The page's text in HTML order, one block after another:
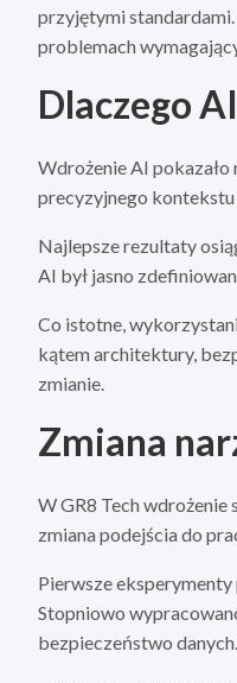
przyjętymi
problemach
Dlaczego
Wdrożenie AI pokazało
precyzyjnego
Najlepsze rezultaty
AI był jasno
Co istotne,
kątem architektury,
zmianie.
Zmiana
W GR8 Tech
zmiana podejścia do
Pierwsze
Stopniowo
bezpieczeństwo danych.